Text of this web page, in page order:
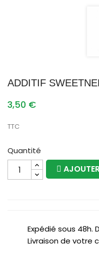
ADDITIF
3,50 €
TTC
Quantité
Expédié sous 48h.
Livraison de votre